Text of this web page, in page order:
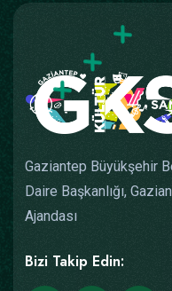
Gaziantep Büyükşehir
Daire Başkanlığı,
Ajandası
Bizi Takip Edin: